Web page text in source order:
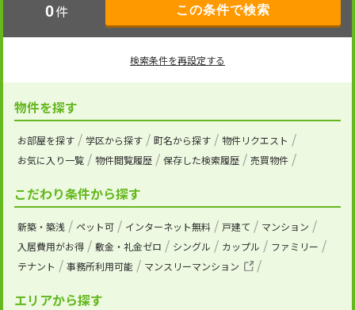
0件
検索条件を再設定する
物件を探す
お部屋を探す 学区から探す 町名から探す
物件リクエスト
お気に入り一覧
物件閲覧履歴 保存した検索履歴 売買物件
こだわり条件から探す
新築・築浅 ペット可 インターネット無料 戸建て
マンション
入居費用がお得
敷金・礼金ゼロ シングル カップル
ファミリー
テナント
事務所利用可能 マンスリーマンション
エリアから探す